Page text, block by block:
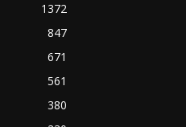
1372
847
671
561
380